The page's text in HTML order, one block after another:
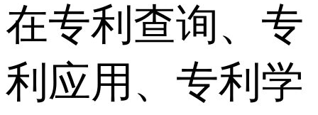
在专利查询、专
利应用、专利学